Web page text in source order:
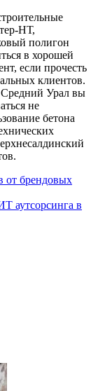
НТ,
полигон
в хорошей
если прочесть
клиентов.
Средний Урал вы
не
бетона
от брендовых
аутсорсинга в